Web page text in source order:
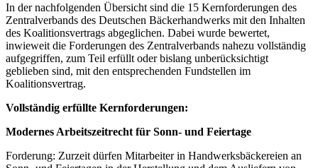
In der nachfolgenden Übersicht sind die 15 Kernforderungen des
Zentralverbands des Deutschen Bäckerhandwerks mit den Inhalten
des Koalitionsvertrags abgeglichen. Dabei wurde bewertet,
inwieweit die Forderungen des Zentralverbands nahezu vollständig
aufgegriffen, zum Teil erfüllt oder bislang unberücksichtigt
geblieben sind, mit den entsprechenden Fundstellen im
Koalitionsvertrag.
Vollständig erfüllte Kernforderungen:
Modernes Arbeitszeitrecht für Sonn- und Feiertage
Forderung: Zurzeit dürfen Mitarbeiter in Handwerksbäckereien an